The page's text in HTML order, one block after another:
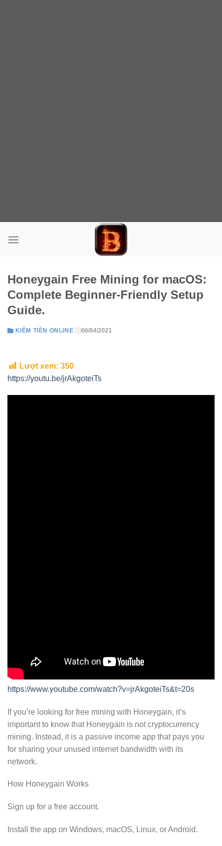
Honeygain Free Mining for macOS:
Complete Beginner-Friendly Setup
Guide.
KIẾM TIỀN ONLINE 06/04/2021
Lượt xem: 350
https://youtu.be/jrAkgoteiTs
https://www.youtube.com/watch?v=jrAkgoteiTs&t=20s
If you’re looking for free mining with Honeygain, it’s
important to know that Honeygain is not cryptocurrency
mining. Instead, it is a passive income app that pays you
for sharing your unused internet bandwidth with its
network.
How Honeygain Works
Sign up for a free account.
Install the app on Windows, macOS, Linux, or Android.